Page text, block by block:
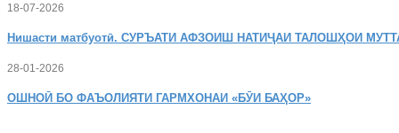
18-07-2026
Нишасти матбуотӣ. СУРЪАТИ АФЗОИШ НАТИҶАИ ТАЛОШҲОИ
28-01-2026
ОШНОӢ БО ФАЪОЛИЯТИ ГАРМХОНАИ «БӮИ БАҲОР»